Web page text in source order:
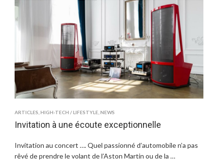
ARTICLES HIGH-TECH / LIFESTYLE NEWS
Invitation à une écoute exceptionnelle
Invitation au concert …. Quel passionné d’automobile n’a pas
rêvé de prendre le volant de l’Aston Martin ou de la …